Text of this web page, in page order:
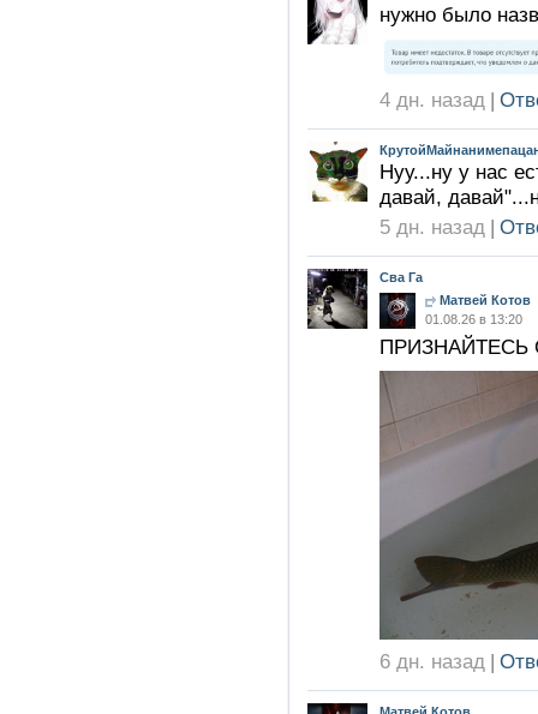
нужно было
4 дн. назад |
Нуу...ну у нас
давай,
5 дн. назад |
Сва Га
Матвей Котов
01.08.26 в 13:20
6 дн. назад |